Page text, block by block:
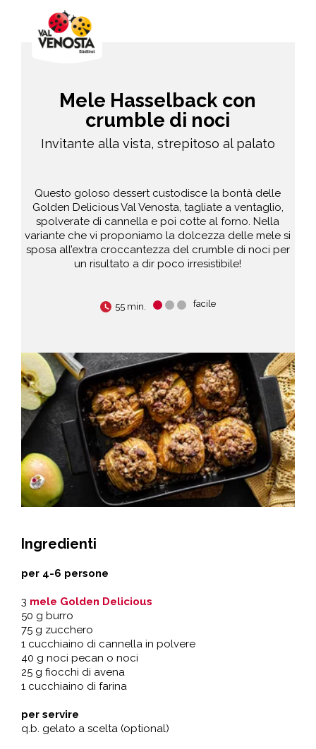
Mele Hasselback con
crumble di noci
Invitante alla vista, strepitoso al palato
Questo goloso dessert custodisce la bontà delle
Golden Delicious Val Venosta, tagliate a ventaglio,
spolverate di cannella e poi cotte al forno. Nella
variante che vi proponiamo la dolcezza delle mele si
sposa all’extra croccantezza del crumble di noci per
un risultato a dir poco irresistibile!
55 min. facile
Ingredienti
per 4-6 persone
3 mele Golden Delicious
50 g burro
75 g zucchero
1 cucchiaino di cannella in polvere
40 g noci pecan o noci
25 g fiocchi di avena
1 cucchiaino di farina
per servire
q.b. gelato a scelta (optional)